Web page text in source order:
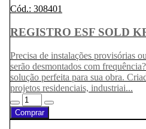
Cód.: 308401
REGISTRO ESF SOLD
Precisa de instalações provisórias
serão desmontados com
solução perfeita para sua obra.
projetos residenciais, industriai...
Comprar